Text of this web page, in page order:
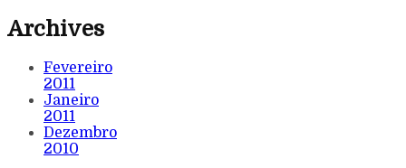
Archives
Fevereiro
2011
Janeiro
2011
Dezembro
2010